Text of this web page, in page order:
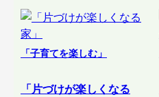
「子育てを楽しむ」
「片づけが楽しくなる